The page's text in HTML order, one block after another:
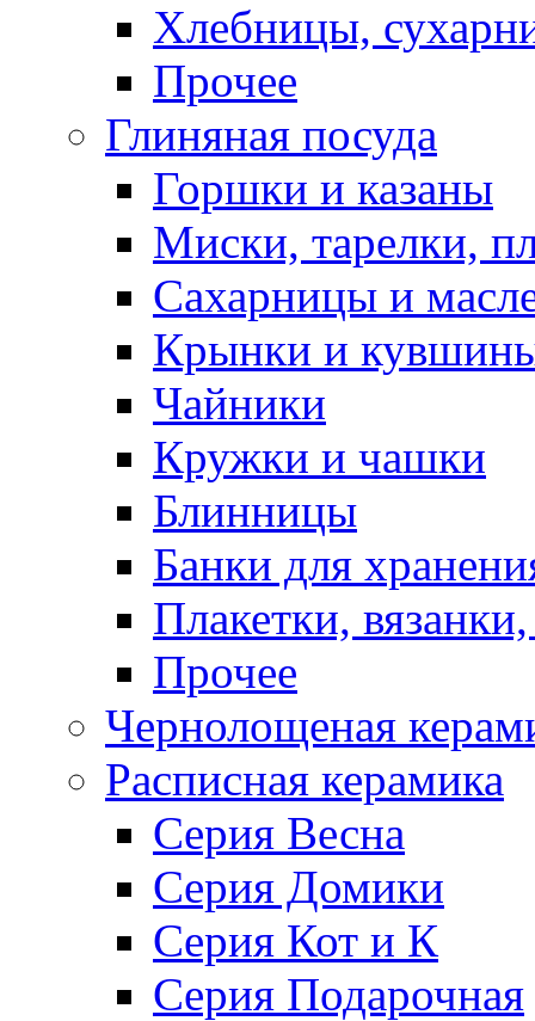
Хлебницы,
Прочее
Глиняная посуда
Горшки и казаны
Миски, тарелки,
Сахарницы и
Крынки и
Чайники
Кружки и чашки
Блинницы
Банки для
Плакетки,
Прочее
Чернолощеная
Расписная керамика
Серия Весна
Серия Домики
Серия Кот и К
Серия Подарочная